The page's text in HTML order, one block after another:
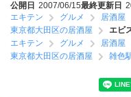
公開日 2007/06/15最終更新日
エキテン
グルメ 居酒屋
東京都大田区の居酒屋
エビ
エキテン
グルメ 居酒屋
東京都大田区の居酒屋
雑色